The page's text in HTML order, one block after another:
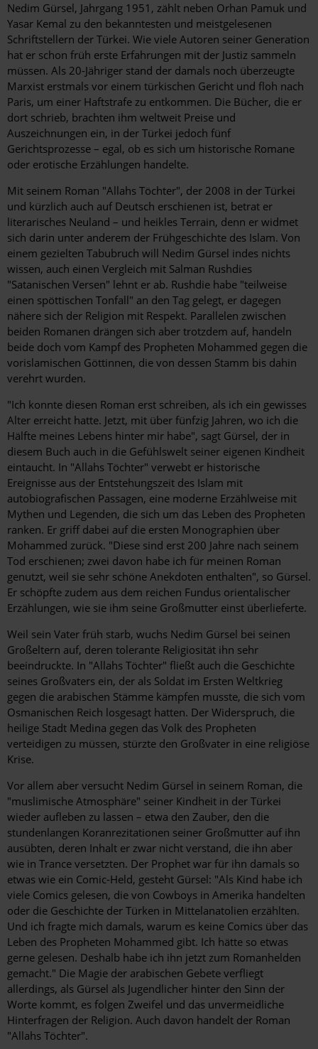
Nedim Gürsel, Jahrgang 1951, zählt neben Orhan Pamuk und
Yasar Kemal zu den bekanntesten und meistgelesenen
Schriftstellern der Türkei. Wie viele Autoren seiner Generation
hat er schon früh erste Erfahrungen mit der Justiz sammeln
müssen. Als 20-Jähriger stand der damals noch überzeugte
Marxist erstmals vor einem türkischen Gericht und floh nach
Paris, um einer Haftstrafe zu entkommen. Die Bücher, die er
dort schrieb, brachten ihm weltweit Preise und
Auszeichnungen ein, in der Türkei jedoch fünf
Gerichtsprozesse – egal, ob es sich um historische Romane
oder erotische Erzählungen handelte.
Mit seinem Roman "Allahs Töchter", der 2008 in der Türkei
und kürzlich auch auf Deutsch erschienen ist, betrat er
literarisches Neuland – und heikles Terrain, denn er widmet
sich darin unter anderem der Frühgeschichte des Islam. Von
einem gezielten Tabubruch will Nedim Gürsel indes nichts
wissen, auch einen Vergleich mit Salman Rushdies
"Satanischen Versen" lehnt er ab. Rushdie habe "teilweise
einen spöttischen Tonfall" an den Tag gelegt, er dagegen
nähere sich der Religion mit Respekt. Parallelen zwischen
beiden Romanen drängen sich aber trotzdem auf, handeln
beide doch vom Kampf des Propheten Mohammed gegen die
vorislamischen Göttinnen, die von dessen Stamm bis dahin
verehrt wurden.
"Ich konnte diesen Roman erst schreiben, als ich ein gewisses
Alter erreicht hatte. Jetzt, mit über fünfzig Jahren, wo ich die
Hälfte meines Lebens hinter mir habe", sagt Gürsel, der in
diesem Buch auch in die Gefühlswelt seiner eigenen Kindheit
eintaucht. In "Allahs Töchter" verwebt er historische
Ereignisse aus der Entstehungszeit des Islam mit
autobiografischen Passagen, eine moderne Erzählweise mit
Mythen und Legenden, die sich um das Leben des Propheten
ranken. Er griff dabei auf die ers­ten Monographien über
Mohammed zurück. "Diese sind erst 200 Jahre nach seinem
Tod erschienen; zwei davon habe ich für meinen Roman
genutzt, weil sie sehr schöne Anekdoten enthalten", so Gürsel.
Er schöpfte zudem aus dem reichen Fundus orientalischer
Erzählungen, wie sie ihm seine Großmutter einst überlieferte.
Weil sein Vater früh starb, wuchs Nedim Gürsel bei seinen
Großeltern auf, deren tolerante Religiosität ihn sehr
beeindruckte. In "Allahs Töchter" fließt auch die Geschichte
seines Großvaters ein, der als Soldat im Ersten Weltkrieg
gegen die arabischen Stämme kämpfen musste, die sich vom
Osmanischen Reich losgesagt hatten. Der Widerspruch, die
heilige Stadt Medina gegen das Volk des Propheten
verteidigen zu müssen, stürzte den Großvater in eine religiöse
Krise.
Vor allem aber versucht Nedim Gürsel in seinem Roman, die
"muslimische Atmosphäre" seiner Kindheit in der Türkei
wieder aufleben zu lassen – etwa den Zauber, den die
stundenlangen Koranrezitationen seiner Großmutter auf ihn
ausübten, ­deren Inhalt er zwar nicht verstand, die ihn aber
wie in Trance versetzten. Der Prophet war für ihn damals so
etwas wie ein Comic-Held, gesteht Gürsel: "Als Kind habe ich
viele Comics gelesen, die von Cowboys in Amerika handelten
oder die Geschichte der Türken in Mittelanatolien erzählten.
Und ich fragte mich ­damals, warum es keine Comics über das
Leben des Propheten Mohammed gibt. Ich hätte so etwas
gerne gelesen. Deshalb habe ich ihn jetzt zum Romanhelden
gemacht." Die Magie der arabischen Gebete verfliegt
allerdings, als Gürsel als Jugendlicher hinter den Sinn der
Worte kommt, es folgen Zweifel und das unvermeidliche
Hinterfragen der Religion. Auch davon handelt der Roman
"Allahs Töchter".